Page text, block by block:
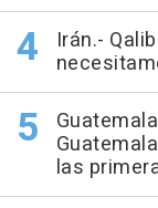
Irán.-
las